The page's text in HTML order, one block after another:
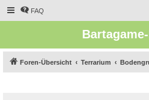
FAQ
Foren-Übersicht Terrarium